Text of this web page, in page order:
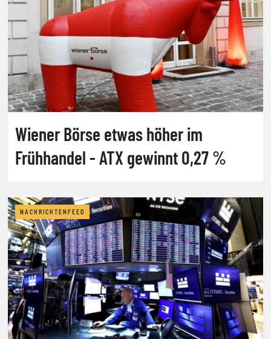
Wiener Börse etwas höher im
Frühhandel - ATX gewinnt 0,27 %
NACHRICHTENFEED